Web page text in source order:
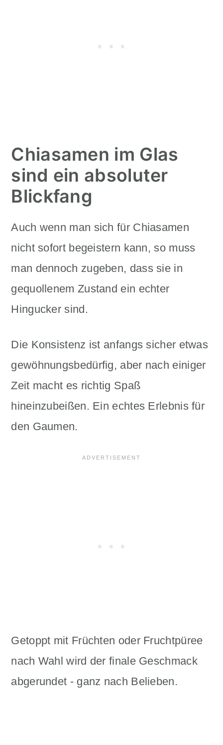
Chiasamen im Glas
sind ein absoluter
Blickfang
Auch wenn man sich für Chiasamen
nicht sofort begeistern kann, so muss
man dennoch zugeben, dass sie in
gequollenem Zustand ein echter
Hingucker sind.
Die Konsistenz ist anfangs sicher etwas
gewöhnungsbedürfig, aber nach einiger
Zeit macht es richtig Spaß
hineinzubeißen. Ein echtes Erlebnis für
den Gaumen.
Getoppt mit Früchten oder Fruchtpüree
nach Wahl wird der finale Geschmack
abgerundet - ganz nach Belieben.